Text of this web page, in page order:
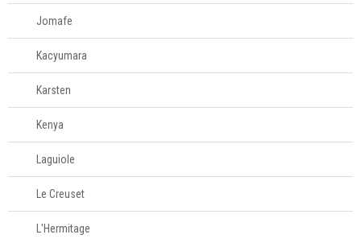
Jomafe
Kacyumara
Karsten
Kenya
Laguiole
Le Creuset
L'Hermitage